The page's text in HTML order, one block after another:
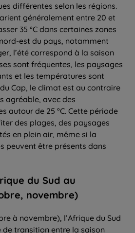
différentes selon les régions.
généralement entre 20 et
35 °C dans certaines zones
est du pays, notamment
l’été correspond à la saison
sont fréquentes, les paysages
et les températures sont
Cap, le climat est au contraire
agréable, avec des
autour de 25 °C. Cette période
des plages, des paysages
en plein air, même si la
peuvent être présents dans
du Sud au
novembre)
à novembre), l’Afrique du Sud
transition entre la saison